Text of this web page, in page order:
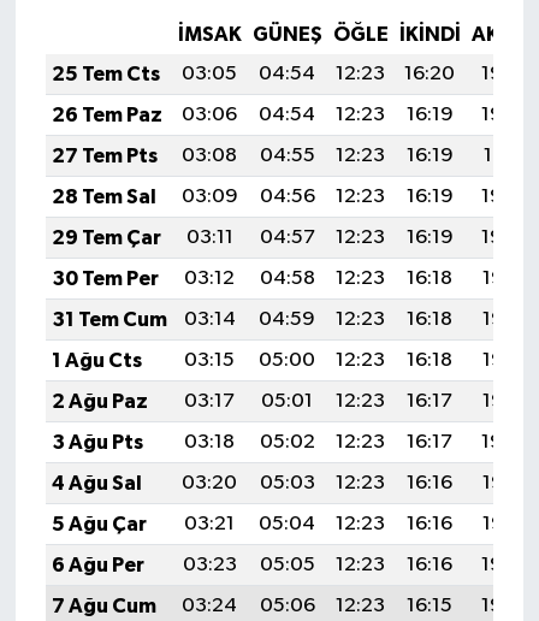
İMSAK GÜNEŞ ÖĞLE İKINDI
25 Tem Cts
03:05 04:54 12:23 16:20
19:43
26 Tem Paz
03:06 04:54 12:23 16:19
19:42
27 Tem Pts
03:08 04:55 12:23 16:19
19:41
28 Tem Sal
03:09 04:56 12:23 16:19
19:40
29 Tem Çar
03:11 04:57 12:23 16:19
19:39
30 Tem Per
03:12 04:58 12:23 16:18
19:38
31 Tem Cum
03:14 04:59 12:23 16:18
19:37
1 Ağu Cts
03:15 05:00 12:23 16:18
19:36
2 Ağu Paz
03:17 05:01 12:23 16:17
19:35
3 Ağu Pts
03:18 05:02 12:23 16:17
19:34
4 Ağu Sal
03:20 05:03 12:23 16:16
19:33
5 Ağu Çar
03:21 05:04 12:23 16:16
19:32
6 Ağu Per
03:23 05:05 12:23 16:16
19:30
7 Ağu Cum
03:24 05:06 12:23 16:15
19:29